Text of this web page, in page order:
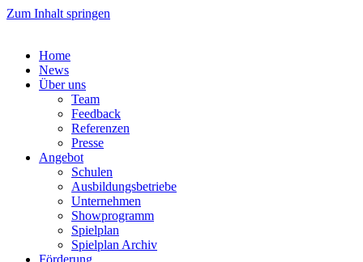
Zum Inhalt springen
Home
News
Über uns
Team
Feedback
Referenzen
Presse
Angebot
Schulen
Ausbildungsbetriebe
Unternehmen
Showprogramm
Spielplan
Spielplan Archiv
Förderung